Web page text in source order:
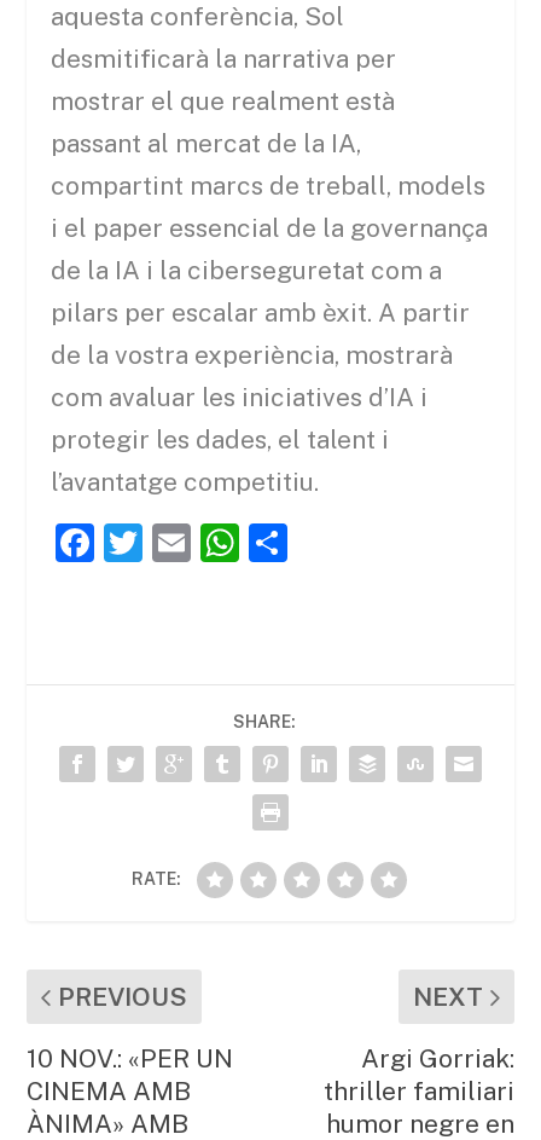
aquesta conferència, Sol
desmitificarà la narrativa per
mostrar el que realment està
passant al mercat de la IA,
compartint marcs de treball, models
i el paper essencial de la governança
de la IA i la ciberseguretat com a
pilars per escalar amb èxit. A partir
de la vostra experiència, mostrarà
com avaluar les iniciatives d’IA i
protegir les dades, el talent i
l’avantatge competitiu.
F
b
o
o
T
E
W
A
p
p
ar
te
ix
SHARE:
RATE:
PREVIOUS
10 NOV.: «PER UN
CINEMA AMB
ÀNIMA» AMB
NEXT
Argi Gorriak:
thriller familiari
humor negre en